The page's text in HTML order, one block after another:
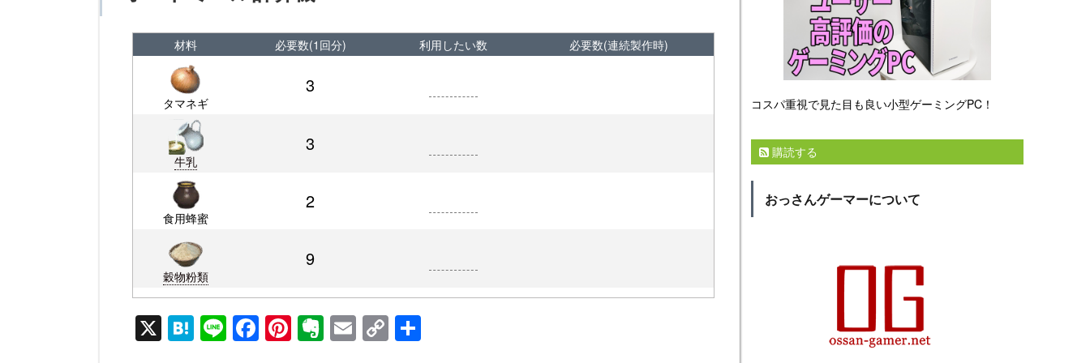
材料 必要数(1回分) 利用したい数 必要数(連続製作時)
タマネギ
3
牛乳
3
食用蜂蜜
2
穀物粉類
9
X H
at
Li
n
F
a
Pi
nt
E
v
E
m
C
o
コスパ重視で見た目も良い小型ゲーミングPC！
購読する
おっさんゲーマーについて